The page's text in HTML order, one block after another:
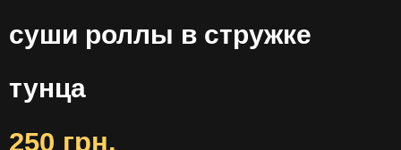
суши роллы в стружке
тунца
250 грн.